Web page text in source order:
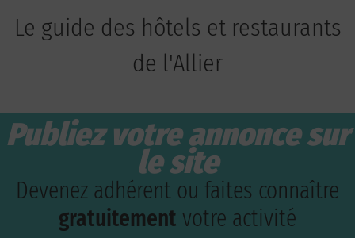
Le guide des hôtels et restaurants
de l'Allier
Publiez votre annonce sur
le site
Devenez adhérent ou faites connaître
gratuitement votre activité